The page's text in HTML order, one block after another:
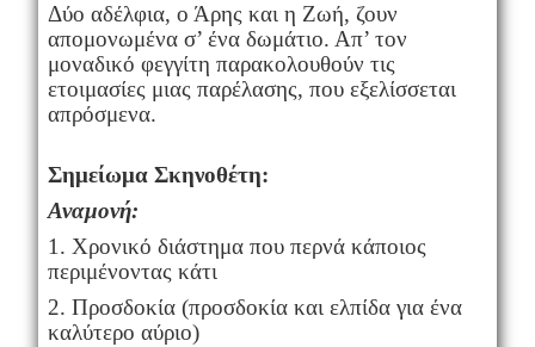
Δύο αδέλφια, ο Άρης και η Ζωή, ζουν
απομονωμένα σ’ ένα δωμάτιο. Απ’ τον
μοναδικό φεγγίτη παρακολουθούν τις
ετοιμασίες μιας παρέλασης, που εξελίσσεται
απρόσμενα.
Σημείωμα Σκηνοθέτη:
Αναμονή:
1. Χρονικό διάστημα που περνά κάποιος
περιμένοντας κάτι
2. Προσδοκία (προσδοκία και ελπίδα για ένα
καλύτερο αύριο)